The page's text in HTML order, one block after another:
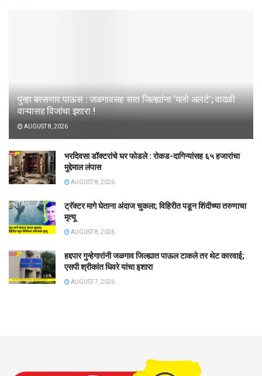
पुन्हा बरसणार पाऊस : जळगावसह सात जिल्ह्यांना ‘यलो अलर्ट’; वादळी
वाऱ्यासह विजांचा इशारा !
AUGUST 8, 2026
भरदिवसा डॉक्टरांचे घर फोडले : रोकड-दागिन्यांसह ६५ हजारांचा
मुद्देमाल लंपास
AUGUST 8, 2026
ट्रॅक्टर मागे घेताना अंदाज चुकला; विहिरीत पडून शिंदीच्या तरुणाचा
मृत्यू
AUGUST 8, 2026
हद्दपार गुन्हेगारांनी जळगाव जिल्ह्यात पाऊल टाकले तर थेट कारवाई;
एसपी श्रीकांत धिवरे यांचा इशारा
AUGUST 7, 2026